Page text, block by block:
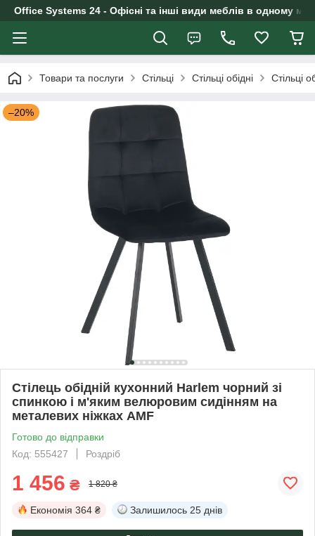
Office Systems 24 - Офісні та інші види меблів в одному
Товари та послуги Стільці Стільці обідні Стільці
–20%
Стілець обідній кухонний Harlem чорний зі
спинкою і м'яким велюровим сидінням на
металевих ніжках AMF
Готово до відправки
Код: 555427
Роздріб
1 456 ₴ 1 820 ₴
Економія 364 ₴ Залишилось 25 днів